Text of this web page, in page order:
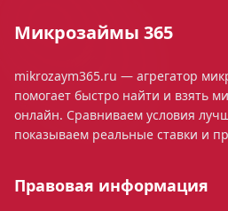
Микрозаймы 365
mikrozaym365.ru — агрегатор
помогает быстро найти и взять
онлайн. Сравниваем условия
показываем реальные ставки и
Правовая информация